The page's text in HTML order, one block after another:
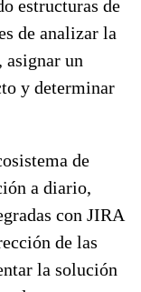
estructuras de
de analizar la
asignar un
y determinar
de
a diario,
con JIRA
de las
la solución